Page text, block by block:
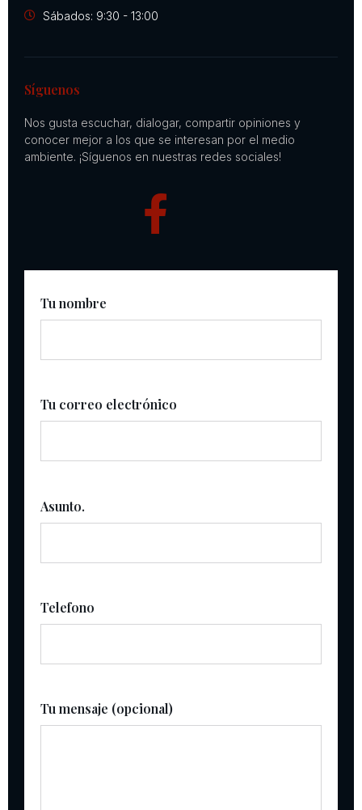
Sábados: 9:30 - 13:00
Síguenos
Nos gusta escuchar, dialogar, compartir opiniones y
conocer mejor a los que se interesan por el medio
ambiente. ¡Síguenos en nuestras redes sociales!
Tu nombre
Tu correo electrónico
Asunto.
Telefono
Tu mensaje (opcional)